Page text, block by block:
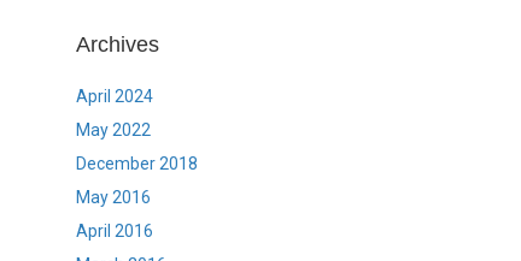
Archives
April 2024
May 2022
December 2018
May 2016
April 2016